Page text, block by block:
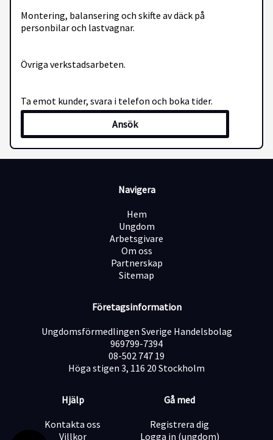
Montering, balansering och skifte av däck på
personbilar och lastvagnar.
Övriga verkstadsarbeten.
Ta emot kunder, svara i telefon och boka tider.
Ge prisförslag och vägleda kunder till rätt lösning.
Hålla ordning och reda i verkstaden.
Hjälpa till ute på fält vid behov.
Är händig och gillar att arbeta fysiskt.
Tar ansvar och är någon kollegorna kan lita på.
Har energi, eget driv och gillar att få saker gjorda.
Ansök
Navigera
Hem
Ungdom
Arbetsgivare
Om oss
Partnerskap
Sitemap
Företagsinformation
Ungdomsförmedlingen Sverige Handelsbolag
969799-7394
08-502 747 19
Höga stigen 3, 116 20 Stockholm
Hjälp
Kontakta oss
Villkor
Gå med
Registrera dig
Logga in (ungdom)